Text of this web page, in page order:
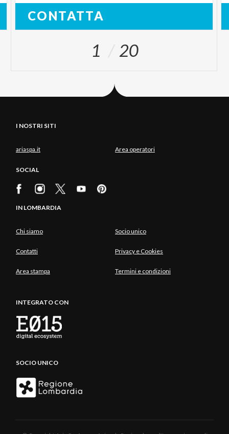
CONTATTA
1 20
I NOSTRI SITI
ariaspa.it Area operatori
SOCIAL
IN LOMBARDIA
Chi siamo Socio unico
Contatti Privacy e Cookies
Area stampa Termini e condizioni
INTEGRATO CON
SOCIO UNICO